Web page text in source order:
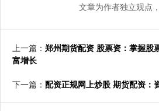
文章为作者独立观点
上一篇： 郑州期货配资 股票资：掌握股
富增长
下一篇： 配资正规网上炒股 期货配资：